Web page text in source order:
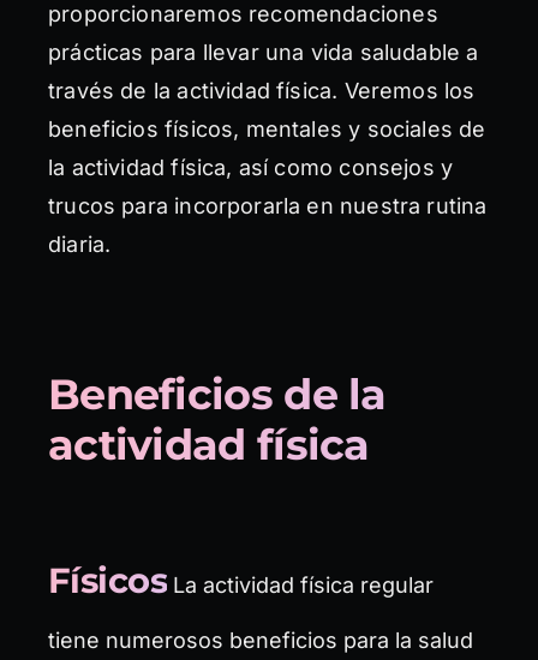
proporcionaremos recomendaciones
prácticas para llevar una vida saludable a
través de la actividad física. Veremos los
beneficios físicos, mentales y sociales de
la actividad física, así como consejos y
trucos para incorporarla en nuestra rutina
diaria.
Beneficios de la
actividad física
FísicosLa actividad física regular
tiene numerosos beneficios para la salud